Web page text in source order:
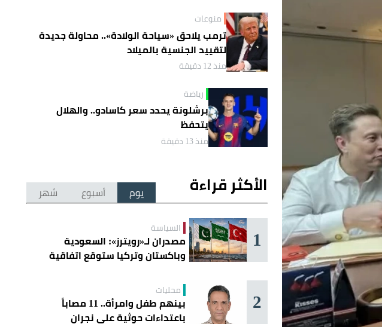
منوعات
ترمب يلاحق «سياحة الولادة».. محاولة جديدة
لتقييد الجنسية بالميلاد
منذ 12 دقيقة
رياضة
برشلونة يحدد سعر كاسادو.. والهلال
يتحفظ
منذ 13 دقيقة
الأكثر قراءة يوم أسبوع شهر
1 السياسة
مصدران لـ«رويترز»: السعودية
وباكستان وتركيا ستوقع اتفاقية
2 محليات
بينهم طفل وامرأة.. 11 مصاباً
باعتداءات حوثية على نجران